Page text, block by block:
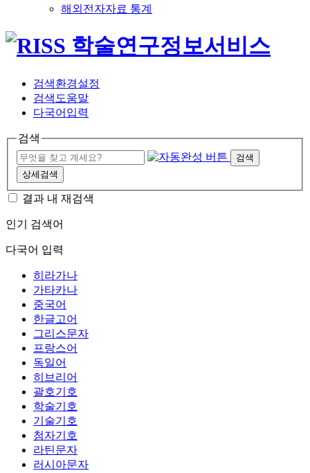
해외전자자료 통계
검색환경설정
검색도움말
다국어입력
검색
검색
상세검색
결과 내 재검색
인기 검색어
다국어 입력
히라가나
가타카나
중국어
한글고어
그리스문자
프랑스어
독일어
히브리어
괄호기호
학술기호
기술기호
첨자기호
라틴문자
러시아문자